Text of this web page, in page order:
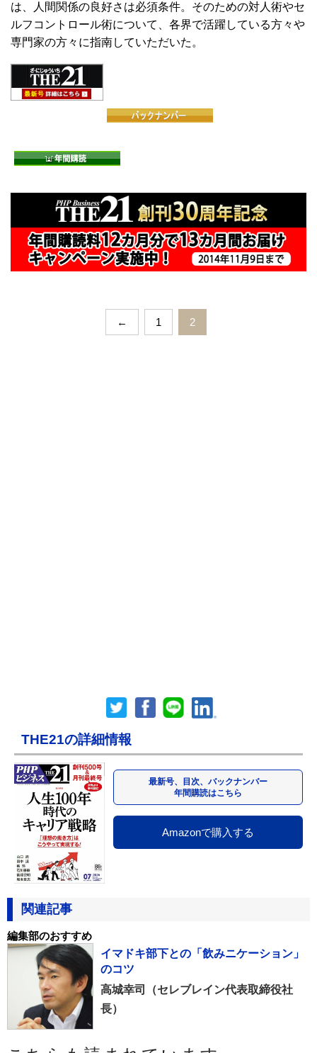
は、人間関係の良好さは必須条件。そのための対人術やセ
ルフコントロール術について、各界で活躍している方々や
専門家の方々に指南していただいた。
← 1 2
THE21の詳細情報
最新号、目次、バックナンバー
年間購読はこちら
Amazonで購入する
関連記事
編集部のおすすめ
イマドキ部下との「飲みニケーション」
のコツ
高城幸司（セレブレイン代表取締役社
長）